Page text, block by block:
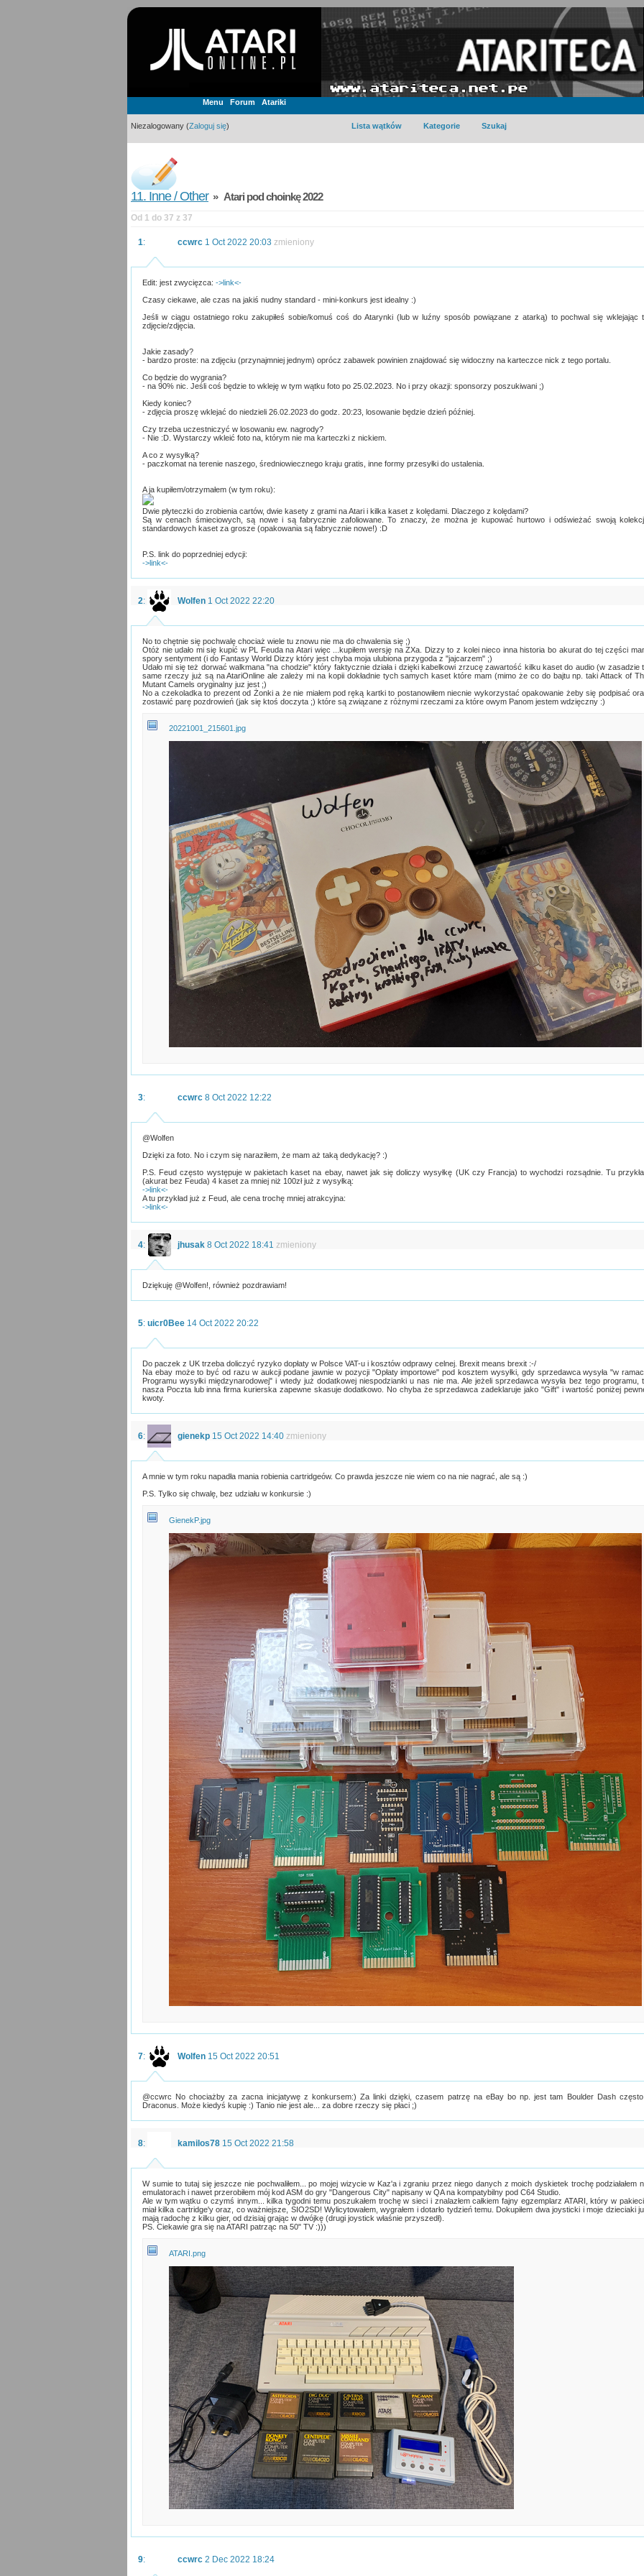
Menu Forum Atariki
Niezalogowany (Zaloguj się) Lista wątków Kategorie Szukaj
11. Inne / Other» Atari pod choinkę 2022
Od 1 do 37 z 37
1: ccwrc 1 Oct 2022 20:03 zmieniony
Edit: jest zwycięzca: ->link<-
Czasy ciekawe, ale czas na jakiś nudny standard - mini-konkurs jest idealny :)
Jeśli w ciągu ostatniego roku zakupiłeś sobie/komuś coś do Atarynki (lub w luźny sposób powiązane z atarką) to pochwal się wklejając
zdjęcie/zdjęcia.
Jakie zasady?
- bardzo proste: na zdjęciu (przynajmniej jednym) oprócz zabawek powinien znajdować się widoczny na karteczce nick z tego portalu.
Co będzie do wygrania?
- na 90% nic. Jeśli coś będzie to wkleję w tym wątku foto po 25.02.2023. No i przy okazji: sponsorzy poszukiwani ;)
Kiedy koniec?
- zdjęcia proszę wklejać do niedzieli 26.02.2023 do godz. 20:23, losowanie będzie dzień później.
Czy trzeba uczestniczyć w losowaniu ew. nagrody?
- Nie :D. Wystarczy wkleić foto na, którym nie ma karteczki z nickiem.
A co z wysyłką?
- paczkomat na terenie naszego, średniowiecznego kraju gratis, inne formy przesyłki do ustalenia.
A ja kupiłem/otrzymałem (w tym roku):
Dwie płyteczki do zrobienia cartów, dwie kasety z grami na Atari i kilka kaset z kolędami. Dlaczego z kolędami?
Są w cenach śmieciowych, są nowe i są fabrycznie zafoliowane. To znaczy, że można je kupować hurtowo i odświeżać swoją
standardowych kaset za grosze (opakowania są fabrycznie nowe!) :D
P.S. link do poprzedniej edycji:
->link<-
2: Wolfen 1 Oct 2022 22:20
No to chętnie się pochwalę chociaż wiele tu znowu nie ma do chwalenia się ;)
Otóż nie udało mi się kupić w PL Feuda na Atari więc ...kupiłem wersję na ZXa. Dizzy to z kolei nieco inna historia bo akurat do tej części
spory sentyment (i do Fantasy World Dizzy który jest chyba moja ulubiona przygoda z "jajcarzem" ;)
Udało mi się też dorwać walkmana "na chodzie" który faktycznie działa i dzięki kabelkowi zrzucę zawartość kilku kaset do audio (w zasadzie
same rzeczy już są na AtariOnline ale zależy mi na kopii dokładnie tych samych kaset które mam (mimo że co do bajtu np. taki Attack of
Mutant Camels oryginalny juz jest ;)
No a czekoladka to prezent od Żonki a że nie miałem pod ręką kartki to postanowiłem niecnie wykorzystać opakowanie żeby się podpisać
zostawić parę pozdrowień (jak się ktoś doczyta ;) które są związane z różnymi rzeczami za które owym Panom jestem wdzięczny :)
20221001_215601.jpg
3: ccwrc 8 Oct 2022 12:22
@Wolfen
Dzięki za foto. No i czym się naraziłem, że mam aż taką dedykację? :)
P.S. Feud często występuje w pakietach kaset na ebay, nawet jak się doliczy wysyłkę (UK czy Francja) to wychodzi rozsądnie. Tu
(akurat bez Feuda) 4 kaset za mniej niż 100zł już z wysyłką:
->link<-
A tu przykład już z Feud, ale cena trochę mniej atrakcyjna:
->link<-
4: jhusak 8 Oct 2022 18:41 zmieniony
Dziękuję @Wolfen!, również pozdrawiam!
5: uicr0Bee 14 Oct 2022 20:22
Do paczek z UK trzeba doliczyć ryzyko dopłaty w Polsce VAT-u i kosztów odprawy celnej. Brexit means brexit :-/
Na ebay może to być od razu w aukcji podane jawnie w pozycji "Opłaty importowe" pod kosztem wysyłki, gdy sprzedawca wysyła "w
Programu wysyłki międzynarodowej" i wtedy już dodatkowej niespodzianki u nas nie ma. Ale jeżeli sprzedawca wysyła bez tego programu,
nasza Poczta lub inna firma kurierska zapewne skasuje dodatkowo. No chyba że sprzedawca zadeklaruje jako "Gift" i wartość poniżej
kwoty.
6: gienekp 15 Oct 2022 14:40 zmieniony
A mnie w tym roku napadła mania robienia cartridgeów. Co prawda jeszcze nie wiem co na nie nagrać, ale są :)
P.S. Tylko się chwalę, bez udziału w konkursie :)
GienekP.jpg
7: Wolfen 15 Oct 2022 20:51
@ccwrc No chociażby za zacna inicjatywę z konkursem:) Za linki dzięki, czasem patrzę na eBay bo np. jest tam Boulder Dash
Draconus. Może kiedyś kupię :) Tanio nie jest ale... za dobre rzeczy się płaci ;)
8: kamilos78 15 Oct 2022 21:58
W sumie to tutaj się jeszcze nie pochwaliłem... po mojej wizycie w Kaz'a i zgraniu przez niego danych z moich dyskietek trochę podziałałem
emulatorach i nawet przerobiłem mój kod ASM do gry "Dangerous City" napisany w QA na kompatybilny pod C64 Studio.
Ale w tym wątku o czymś innym... kilka tygodni temu poszukałem trochę w sieci i znalazłem całkiem fajny egzemplarz ATARI, który w
miał kilka cartridge'y oraz, co ważniejsze, SIO2SD! Wylicytowałem, wygrałem i dotarło tydzień temu. Dokupiłem dwa joysticki i moje dzieciaki
mają radochę z kilku gier, od dzisiaj grając w dwójkę (drugi joystick właśnie przyszedł).
PS. Ciekawie gra się na ATARI patrząc na 50" TV :)))
ATARI.png
9: ccwrc 2 Dec 2022 18:24